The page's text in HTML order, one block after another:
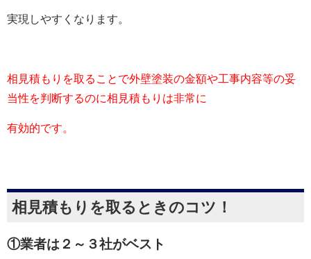
実現しやすくなります。
相見積もりを取ることで外壁塗装の金額や工事内容等の妥
当性を判断するのに相見積もりは非常に
有効的です。
相見積もりを取るときのコツ！
①業者は２～３社がベスト